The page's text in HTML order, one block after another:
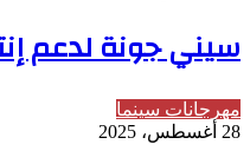
سيني جونة لدعم
مهرجانات سينما
28 أغسطس، 2025